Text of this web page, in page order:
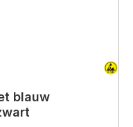
blauw